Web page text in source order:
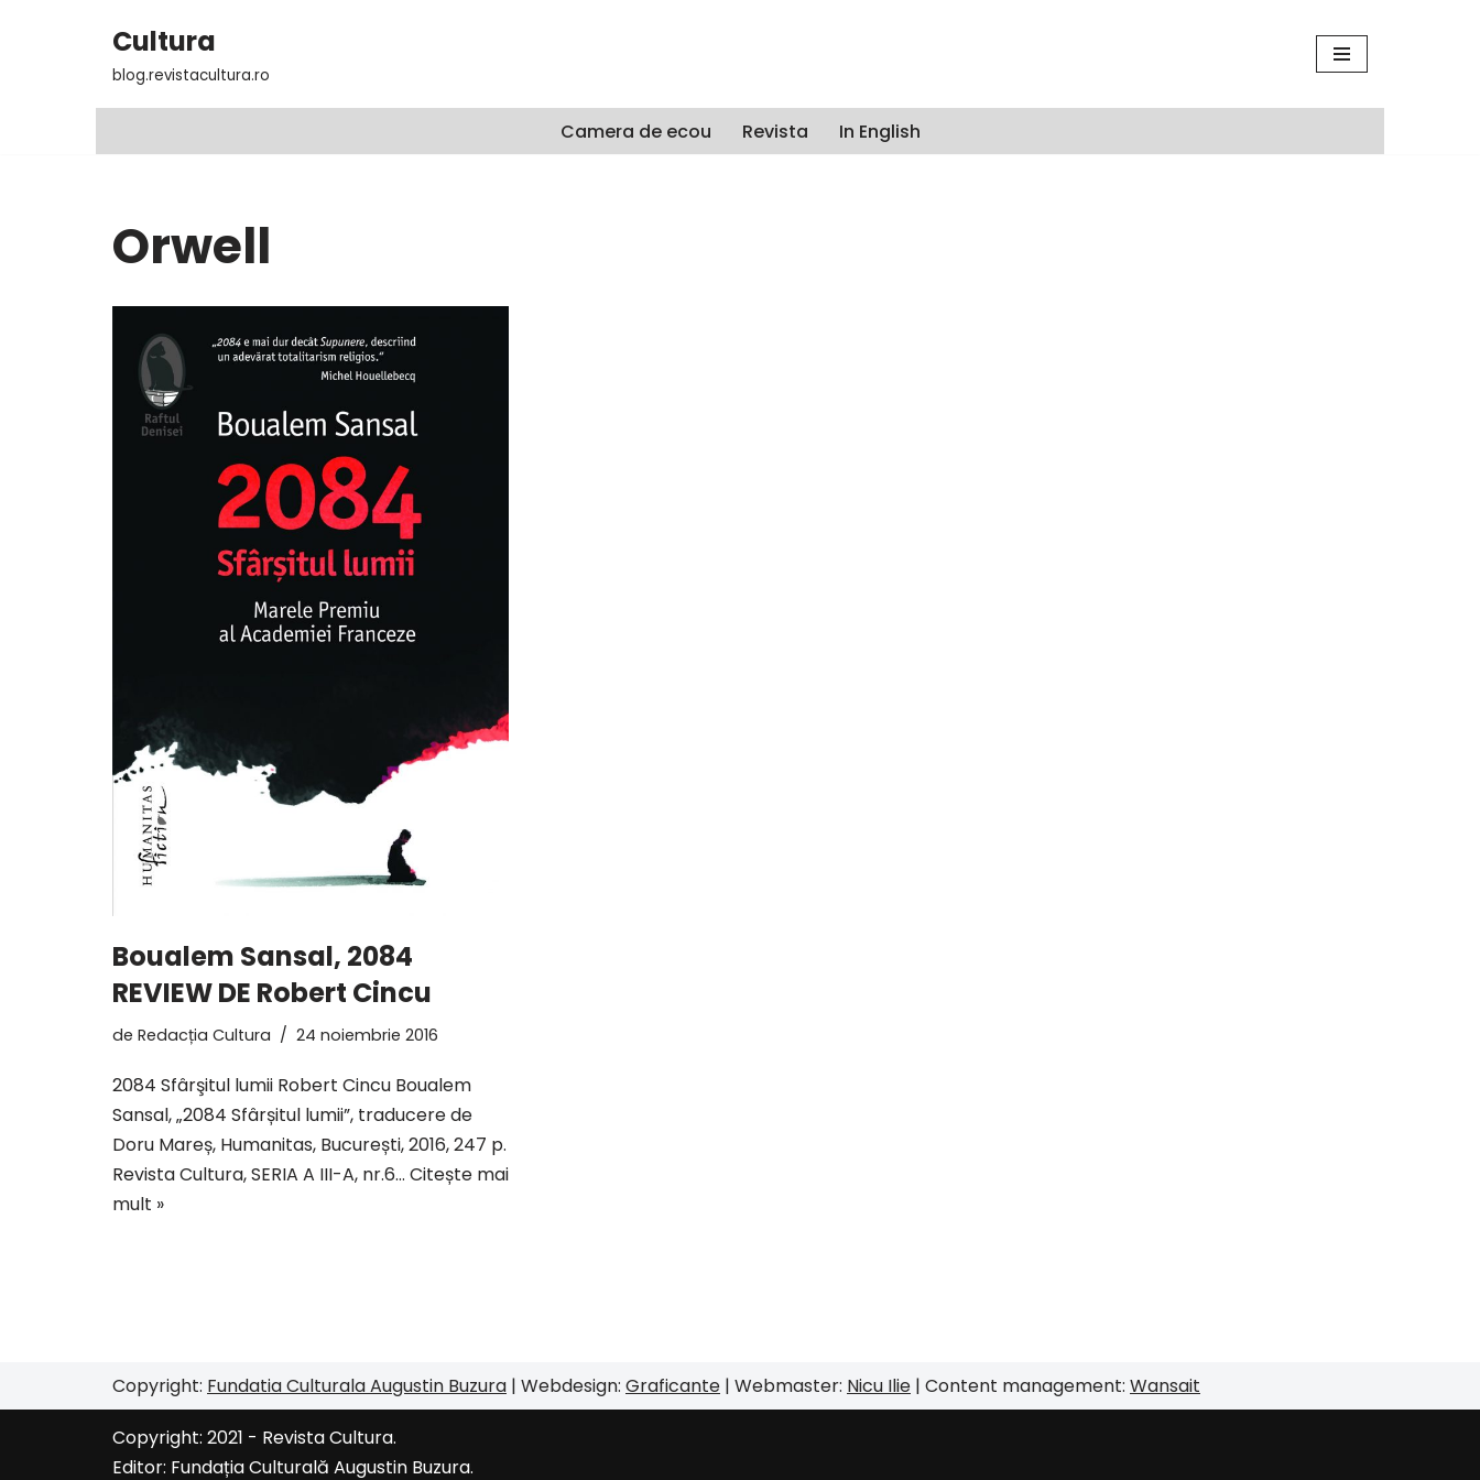
Cultura
blog.revistacultura.ro
Camera de ecou Revista In English
Orwell
Boualem Sansal, 2084
REVIEW DE Robert Cincu
de Redacția Cultura 24 noiembrie 2016
2084 Sfârşitul lumii Robert Cincu Boualem
Sansal, „2084 Sfârșitul lumii”, traducere de
Doru Mareș, Humanitas, București, 2016, 247 p.
Revista Cultura, SERIA A III-A, nr.6… Citește mai
mult »
Copyright: Fundatia Culturala Augustin Buzura | Webdesign: Graficante | Webmaster: Nicu Ilie | Content management: Wansait
Copyright: 2021 - Revista Cultura.
Editor: Fundația Culturală Augustin Buzura.